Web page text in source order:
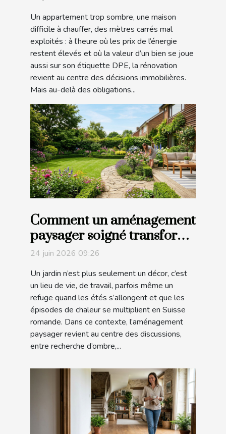
votre habitat
Un appartement trop sombre, une maison
difficile à chauffer, des mètres carrés mal
exploités : à l’heure où les prix de l’énergie
restent élevés et où la valeur d’un bien se joue
aussi sur son étiquette DPE, la rénovation
revient au centre des décisions immobilières.
Mais au-delà des obligations...
Comment un aménagement
paysager soigné transforme
l'expérience dans votre
jardin
24 juin 2026 09:26
Un jardin n’est plus seulement un décor, c’est
un lieu de vie, de travail, parfois même un
refuge quand les étés s’allongent et que les
épisodes de chaleur se multiplient en Suisse
romande. Dans ce contexte, l’aménagement
paysager revient au centre des discussions,
entre recherche d’ombre,...